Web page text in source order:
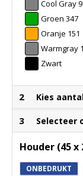
Cool Gray 9
Groen 347
Oranje 151
Warmgray
Zwart
2 Kies
3 Selecteer
Houder (45 x
ONBEDRUKT